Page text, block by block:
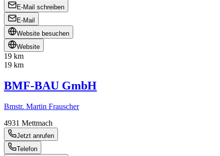
E-Mail schreiben
E-Mail
Website besuchen
Website
19 km
19 km
BMF-BAU GmbH
Bmstr. Martin Frauscher
4931 Mettmach
Jetzt anrufen
Telefon